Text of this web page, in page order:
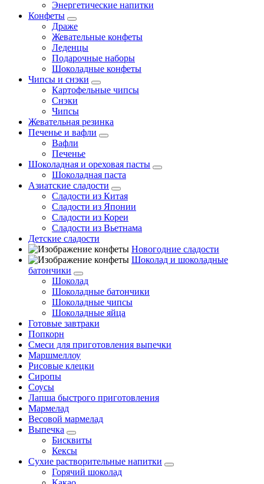
Энергетические напитки
Конфеты
Драже
Жевательные конфеты
Леденцы
Подарочные наборы
Шоколадные конфеты
Чипсы и снэки
Картофельные чипсы
Снэки
Чипсы
Жевательная резинка
Печенье и вафли
Вафли
Печенье
Шоколадная и ореховая пасты
Шоколадная паста
Азиатские сладости
Сладости из Китая
Сладости из Японии
Сладости из Кореи
Сладости из Вьетнама
Детские сладости
Новогодние сладости
Шоколад и шоколадные
батончики
Шоколад
Шоколадные батончики
Шоколадные чипсы
Шоколадные яйца
Готовые завтраки
Попкорн
Смеси для приготовления выпечки
Маршмеллоу
Рисовые клецки
Сиропы
Соусы
Лапша быстрого приготовления
Мармелад
Весовой мармелад
Выпечка
Бисквиты
Кексы
Сухие растворительные напитки
Горячий шоколад